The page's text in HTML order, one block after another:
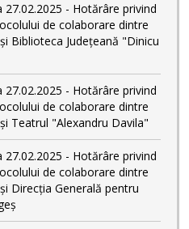
- Hotărâre privind
de colaborare dintre
Biblioteca Județeană "Dinicu
- Hotărâre privind
de colaborare dintre
Teatrul "Alexandru Davila"
- Hotărâre privind
de colaborare dintre
Direcția Generală pentru